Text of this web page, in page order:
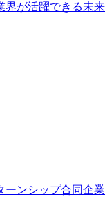
界が活躍できる未
ンシップ合同企